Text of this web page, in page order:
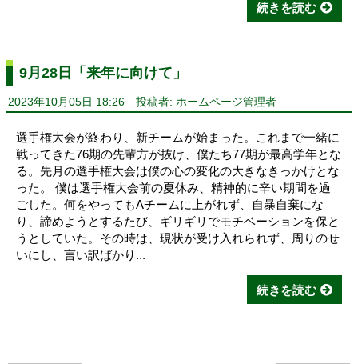
続きを読む
9月28日「来年に向けて」
2023年10月05日 18:26 投稿者: ホームページ管理者
選手権大会が終わり、新チームが始まった。これまで一緒に
戦ってきた76期の先輩方が抜け、僕たち77期が最高学年とな
る。先月の選手権大会は僕の心の変化の大きなきっかけとな
った。 僕は選手権大会前の夏休み、精神的に辛い期間を過
ごした。何をやってもAチームに上がれず、自暴自棄にな
り、諦めようとするたび、ギリギリでモチベーションを保と
うとしていた。その時は、現状が受け入れられず、周りのせ
いにし、言い訳ばかり...
続きを読む